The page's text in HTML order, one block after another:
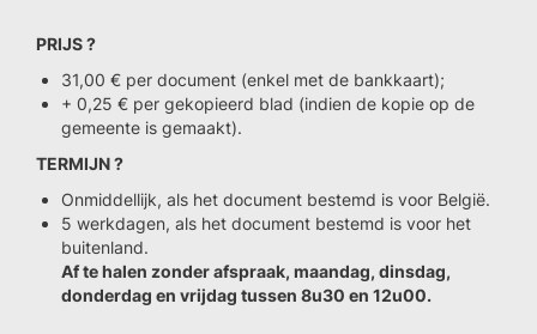
PRIJS ?
31,00 € per document (enkel met de bankkaart);
+ 0,25 € per gekopieerd blad (indien de kopie op de
gemeente is gemaakt).
TERMIJN ?
Onmiddellijk, als het document bestemd is voor België.
5 werkdagen, als het document bestemd is voor het
buitenland.
Af te halen zonder afspraak, maandag, dinsdag,
donderdag en vrijdag tussen 8u30 en 12u00.